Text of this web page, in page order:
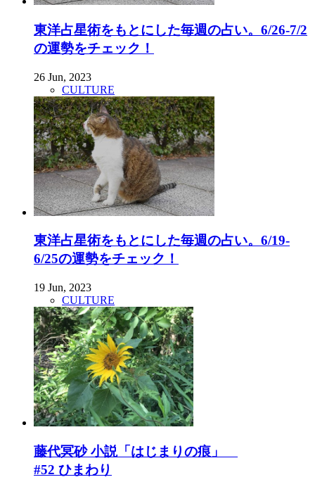
東洋占星術をもとにした毎週の占い。6/26-7/2
の運勢をチェック！
26 Jun, 2023
CULTURE
東洋占星術をもとにした毎週の占い。6/19-
6/25の運勢をチェック！
19 Jun, 2023
CULTURE
藤代冥砂 小説「はじまりの痕」
#52 ひまわり